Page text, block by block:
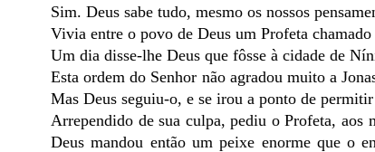
Sim. Deus sabe tudo, mesmo os nossos
Vivia entre o povo de Deus um Profeta chamado
Um dia disse-lhe Deus que fôsse à cidade de
Esta ordem do Senhor não agradou muito a
Mas Deus seguiu-o, e se irou a ponto de
Arrependido de sua culpa, pediu o Profeta, aos
Deus mandou então um peixe enorme que o